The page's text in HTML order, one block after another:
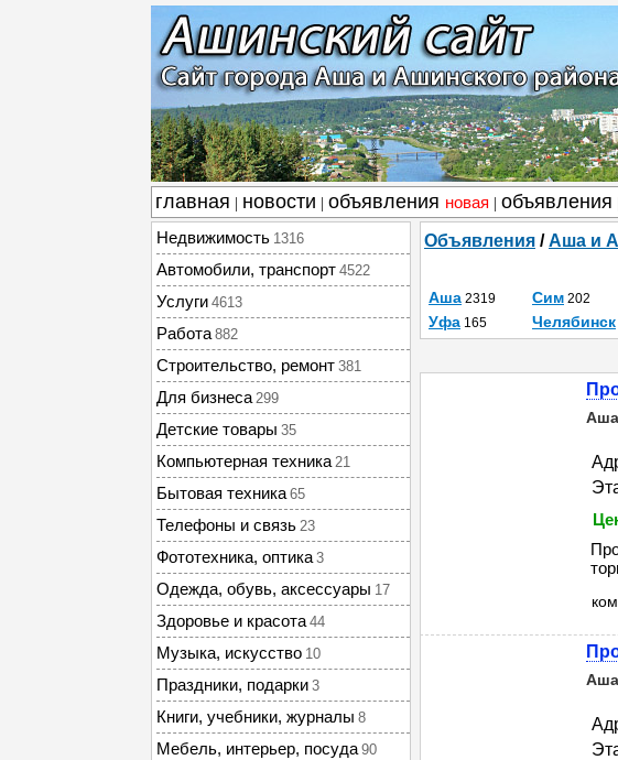
главная новости объявления новая объявления
Недвижимость 1316
Автомобили, транспорт 4522
Услуги 4613
Работа 882
Строительство, ремонт 381
Для бизнеса 299
Детские товары 35
Компьютерная техника 21
Бытовая техника 65
Телефоны и связь 23
Фототехника, оптика 3
Одежда, обувь, аксессуары 17
Здоровье и красота 44
Музыка, искусство 10
Праздники, подарки 3
Книги, учебники, журналы 8
Мебель, интерьер, посуда 90
Объявления /Аша и
Аша 2319 Сим 202
Уфа 165 Челябинск
Аша
Аша